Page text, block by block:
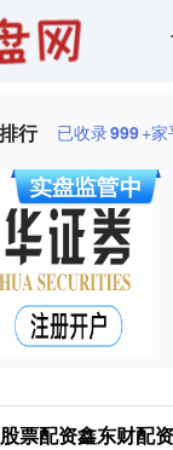
行 已收录999+家
票配资鑫东财配